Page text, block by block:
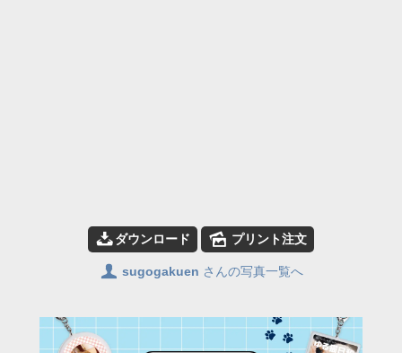
📥ダウンロード 🌄 プリント注文
👤 sugogakuen さんの写真一覧へ